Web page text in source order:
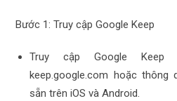
Bước 1: Truy cập Google Keep
Truy cập Google
keep.google.com hoặc
sẵn trên iOS và Android.